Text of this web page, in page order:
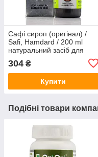
Сафі сироп (оригінал) /
Safi, Hamdard / 200 ml
натуральний засіб для
висипаннях
304 ₴
Купити
Подібні товари